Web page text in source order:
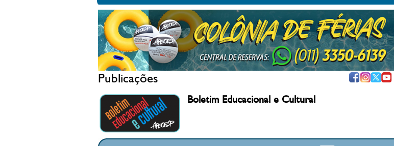
Publicações
Boletim Educacional e Cultural